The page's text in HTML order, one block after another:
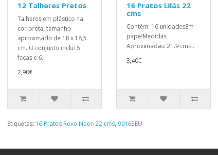
12 Talheres Pretos
Talheres em plástico na
cor preta, tamanho
aproximado de 18 x 18,5
cm. O conjunto inclui 6
facas e 6..
2,90€
16 Pratos Lilás 22
cms
Contém: 16 unidadesEm
papelMedidas
Aproximadas: 21.9 cms..
3,40€
Etiquetas: 16 Pratos Roxo Neon 22 cms, 99165EU